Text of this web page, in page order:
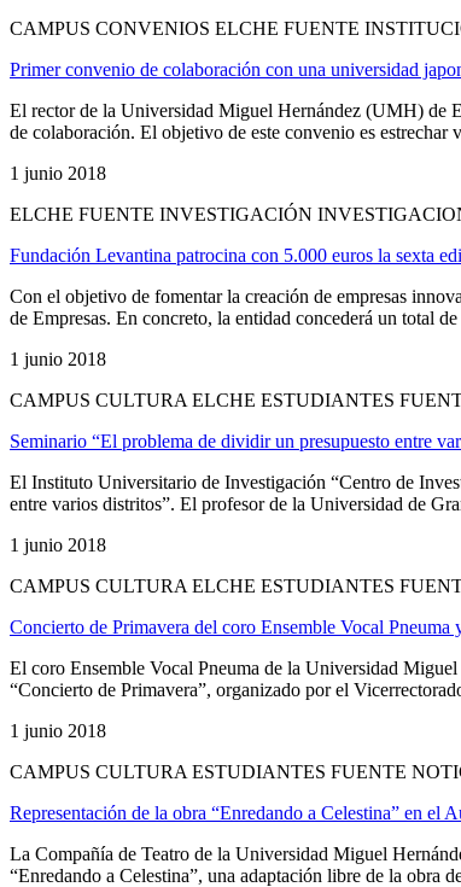
CAMPUS CONVENIOS ELCHE FUENTE
Primer convenio de colaboración con una universidad
El rector de la Universidad Miguel Hernández (UMH) de
de colaboración. El objetivo de este convenio es
1 junio 2018
ELCHE FUENTE INVESTIGACIÓN
Fundación Levantina patrocina con 5.000 euros la sexta
Con el objetivo de fomentar la creación de empresas
de Empresas. En concreto, la entidad concederá un total
1 junio 2018
CAMPUS CULTURA ELCHE ESTUDIANTES
Seminario “El problema de dividir un presupuesto entre
El Instituto Universitario de Investigación “Centro de
entre varios distritos”. El profesor de la Universidad de
1 junio 2018
CAMPUS CULTURA ELCHE ESTUDIANTES
Concierto de Primavera del coro Ensemble Vocal Pneuma
El coro Ensemble Vocal Pneuma de la Universidad
“Concierto de Primavera”, organizado por el
1 junio 2018
CAMPUS CULTURA ESTUDIANTES FUENTE
Representación de la obra “Enredando a Celestina” en el
La Compañía de Teatro de la Universidad Miguel
“Enredando a Celestina”, una adaptación libre de la obra